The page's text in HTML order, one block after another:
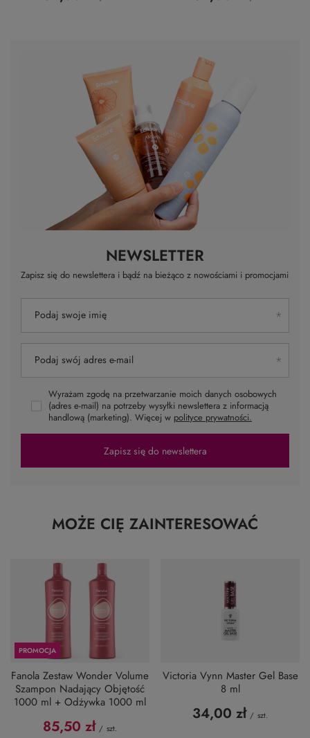
NEWSLETTER
Zapisz się do newslettera i bądź na bieżąco z nowościami i promocjami
Podaj swoje imię
Podaj swój adres e-mail
Wyrażam zgodę na przetwarzanie moich danych osobowych
(adres e-mail) na potrzeby wysyłki newslettera z informacją
handlową (marketing). Więcej w polityce prywatności.
Zapisz się do newslettera
MOŻE CIĘ ZAINTERESOWAĆ
PROMOCJA
Fanola Zestaw Wonder Volume
Szampon Nadający Objętość
1000 ml + Odżywka 1000 ml
85,50 zł / szt.
Victoria Vynn Master Gel Base
8 ml
34,00 zł / szt.